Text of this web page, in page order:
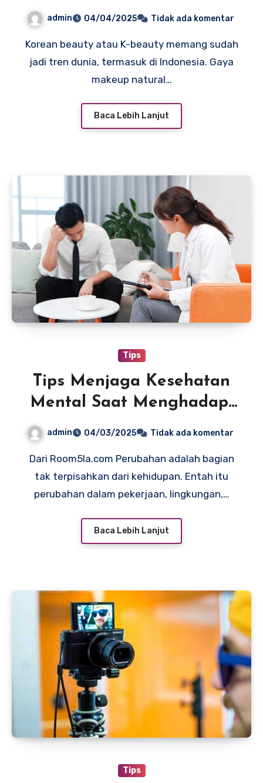
admin 04/04/2025 Tidak ada komentar
Korean beauty atau K-beauty memang sudah
jadi tren dunia, termasuk di Indonesia. Gaya
makeup natural…
Baca Lebih Lanjut
Tips
Tips Menjaga Kesehatan
Mental Saat Menghadapi
admin 04/03/2025 Tidak ada komentar
Dari Room5la.com Perubahan adalah bagian
tak terpisahkan dari kehidupan. Entah itu
perubahan dalam pekerjaan, lingkungan,…
Baca Lebih Lanjut
Tips